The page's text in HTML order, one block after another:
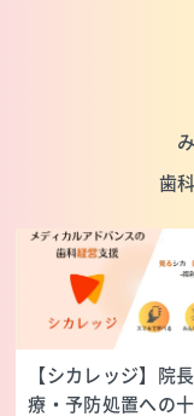
歯
【シカレッジ】院
療・予防処置への